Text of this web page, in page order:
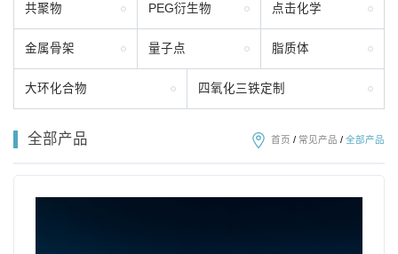
共聚物 PEG衍生物 点击化学
金属骨架 量子点 脂质体
大环化合物 四氧化三铁定制
全部产品 首页 / 常见产品 / 全部产品